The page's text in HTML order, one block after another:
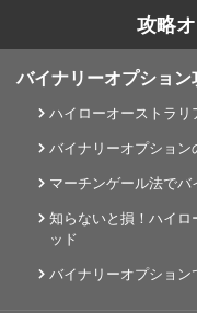
攻略
バイナリーオプション
ハイローオーストラリ
バイナリーオプショ
マーチンゲール法で
知らないと損！ハイロ
ッド
バイナリーオプション